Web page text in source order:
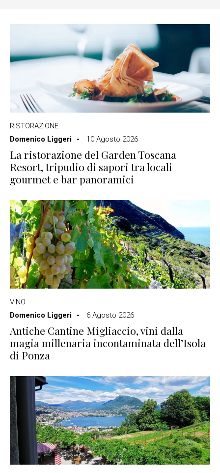
RISTORAZIONE
Domenico Liggeri
10 Agosto 2026
La ristorazione del Garden Toscana
Resort, tripudio di sapori tra locali
gourmet e bar panoramici
VINO
Domenico Liggeri
6 Agosto 2026
Antiche Cantine Migliaccio, vini dalla
magia millenaria incontaminata dell’Isola
di Ponza